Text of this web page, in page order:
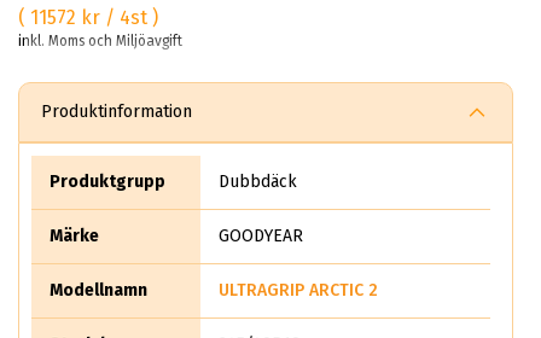
( 11572 kr / 4st )
inkl. Moms och Miljöavgift
Produktinformation
Produktgrupp Dubbdäck
Märke GOODYEAR
Modellnamn ULTRAGRIP ARCTIC 2